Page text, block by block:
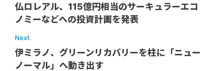
仏ロレアル、115億円相当のサーキュラーエコ
ノミーなどへの投資計画を発表
Next
伊ミラノ、グリーンリカバリーを柱に「ニュー
ノーマル」へ動き出す